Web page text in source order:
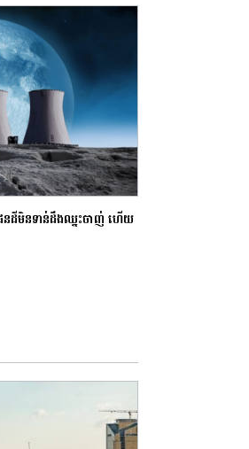
ែនដីមិនទាន់ដឹងឈ្នះចាញ់ ហើយ